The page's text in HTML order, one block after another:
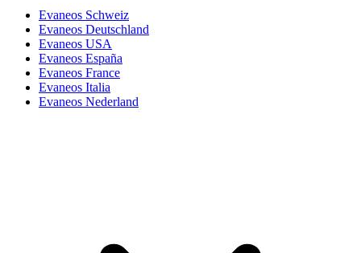
Evaneos Schweiz
Evaneos Deutschland
Evaneos USA
Evaneos España
Evaneos France
Evaneos Italia
Evaneos Nederland